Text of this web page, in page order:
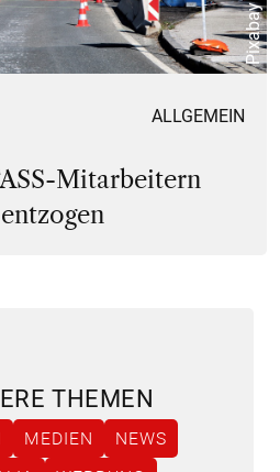
Pixabay
ALLGEMEIN
Mitarbeitern
THEMEN
MEDIEN
NEWS